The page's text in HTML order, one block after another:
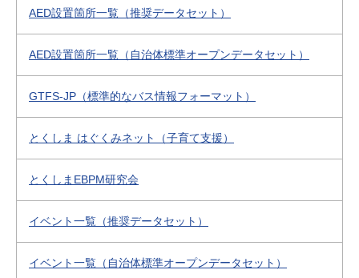
AED設置箇所一覧（推奨データセット）
AED設置箇所一覧（自治体標準オープンデータセット）
GTFS-JP（標準的なバス情報フォーマット）
とくしま はぐくみネット（子育て支援）
とくしまEBPM研究会
イベント一覧（推奨データセット）
イベント一覧（自治体標準オープンデータセット）